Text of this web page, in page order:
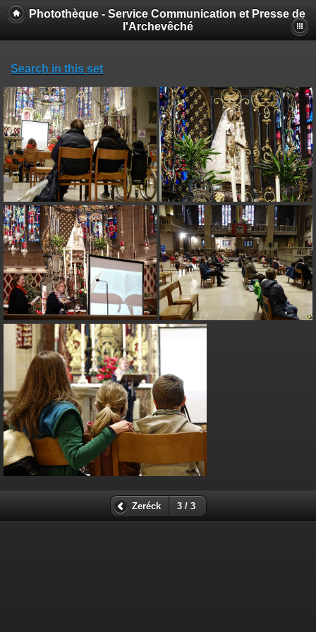
Photothèque - Service Communication et Presse de
l'Archevêché
Search in this set
Zeréck 3 / 3